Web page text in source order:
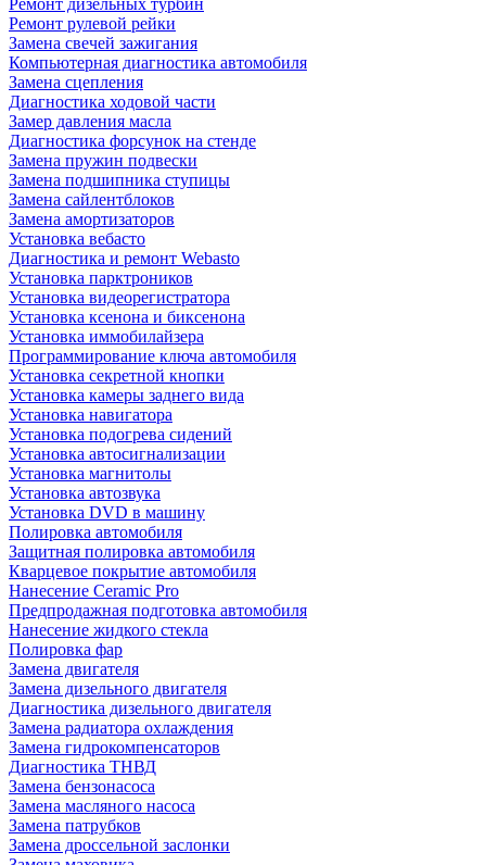
Ремонт дизельных турбин
Ремонт рулевой рейки
Замена свечей зажигания
Компьютерная диагностика автомобиля
Замена сцепления
Диагностика ходовой части
Замер давления масла
Диагностика форсунок на стенде
Замена пружин подвески
Замена подшипника ступицы
Замена сайлентблоков
Замена амортизаторов
Установка вебасто
Диагностика и ремонт Webasto
Установка парктроников
Установка видеорегистратора
Установка ксенона и биксенона
Установка иммобилайзера
Программирование ключа автомобиля
Установка секретной кнопки
Установка камеры заднего вида
Установка навигатора
Установка подогрева сидений
Установка автосигнализации
Установка магнитолы
Установка автозвука
Установка DVD в машину
Полировка автомобиля
Защитная полировка автомобиля
Кварцевое покрытие автомобиля
Нанесение Ceramic Pro
Предпродажная подготовка автомобиля
Нанесение жидкого стекла
Полировка фар
Замена двигателя
Замена дизельного двигателя
Диагностика дизельного двигателя
Замена радиатора охлаждения
Замена гидрокомпенсаторов
Диагностика ТНВД
Замена бензонасоса
Замена масляного насоса
Замена патрубков
Замена дроссельной заслонки